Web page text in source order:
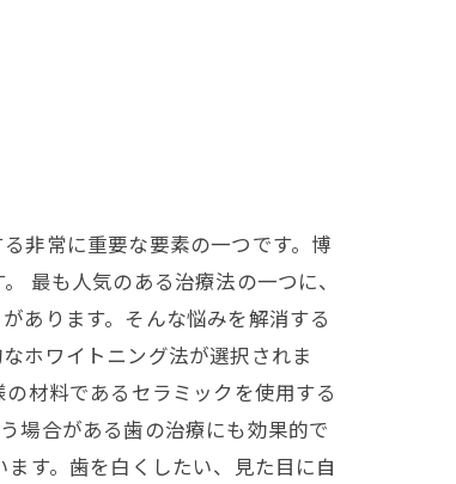
非常に重要な要素の一つです。博
最も人気のある治療法の一つに、
あります。そんな悩みを解消する
ホワイトニング法が選択されま
材料であるセラミックを使用する
場合がある歯の治療にも効果的で
す。歯を白くしたい、見た目に自